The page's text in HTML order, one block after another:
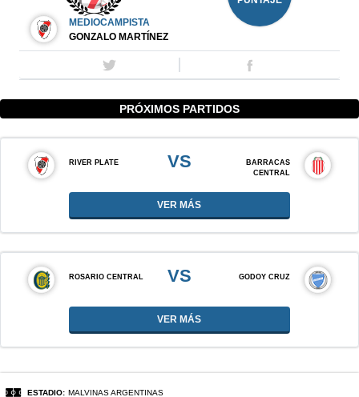
MEDIOCAMPISTA
GONZALO MARTÍNEZ
PRÓXIMOS PARTIDOS
RIVER PLATE VS
BARRACAS
CENTRAL
VER MÁS
ROSARIO CENTRAL VS GODOY CRUZ
VER MÁS
ESTADIO: MALVINAS ARGENTINAS